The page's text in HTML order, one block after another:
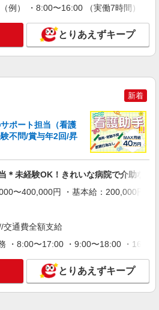
円〜2250円 ＜日払い有/週払い有/交
市★面接なし
NEW
＞武蔵境駅近くの病院で安定した働
護助手♪
円〜2250円 ＜日払い有/週払い有/交
詳細を見る
未経験・無資格から看護助手へ挑
ト相談OK♪
円〜2250円 ＜日払い有/週払い有/交
(ガソリン代含む)＞
例） ・8:00〜16:00 （実働7時間）
とりあえずキープ
新着
ポート担当（看護
不問/賞与年2回/昇
＊未経験OK！きれいな病院で介助など
〜400,000円 ・基本給：200,000円
交通費全額支給
・8:00〜17:00 ・9:00〜18:00 ・
とりあえずキープ